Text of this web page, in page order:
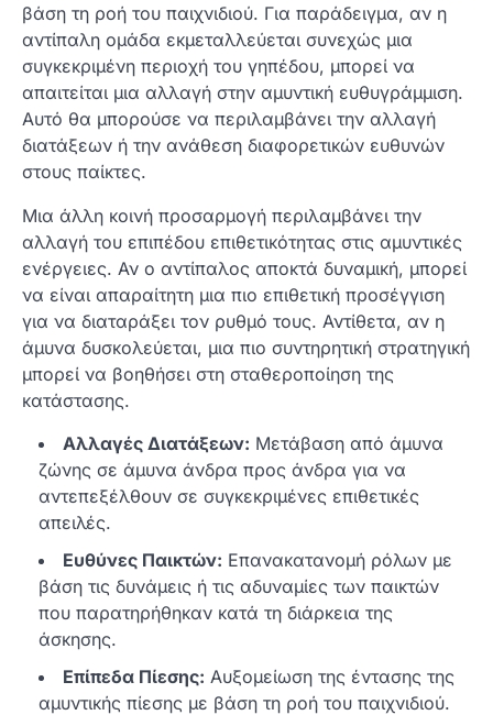
βάση τη ροή του παιχνιδιού. Για παράδειγμα, αν η
αντίπαλη ομάδα εκμεταλλεύεται συνεχώς μια
συγκεκριμένη περιοχή του γηπέδου, μπορεί να
απαιτείται μια αλλαγή στην αμυντική ευθυγράμμιση.
Αυτό θα μπορούσε να περιλαμβάνει την αλλαγή
διατάξεων ή την ανάθεση διαφορετικών ευθυνών
στους παίκτες.
Μια άλλη κοινή προσαρμογή περιλαμβάνει την
αλλαγή του επιπέδου επιθετικότητας στις αμυντικές
ενέργειες. Αν ο αντίπαλος αποκτά δυναμική, μπορεί
να είναι απαραίτητη μια πιο επιθετική προσέγγιση
για να διαταράξει τον ρυθμό τους. Αντίθετα, αν η
άμυνα δυσκολεύεται, μια πιο συντηρητική στρατηγική
μπορεί να βοηθήσει στη σταθεροποίηση της
κατάστασης.
Αλλαγές Διατάξεων: Μετάβαση από άμυνα
ζώνης σε άμυνα άνδρα προς άνδρα για να
αντεπεξέλθουν σε συγκεκριμένες επιθετικές
απειλές.
Ευθύνες Παικτών: Επανακατανομή ρόλων με
βάση τις δυνάμεις ή τις αδυναμίες των παικτών
που παρατηρήθηκαν κατά τη διάρκεια της
άσκησης.
Επίπεδα Πίεσης: Αυξομείωση της έντασης της
αμυντικής πίεσης με βάση τη ροή του παιχνιδιού.